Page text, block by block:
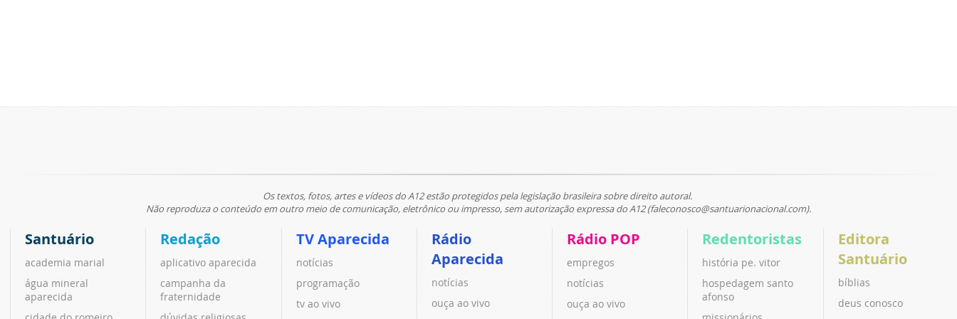
Os textos, fotos, artes e vídeos do A12 estão protegidos pela legislação brasileira sobre direito autoral.
Não reproduza o conteúdo em outro meio de comunicação, eletrônico ou impresso, sem autorização expressa do A12 (faleconosco@santuarionacional.com).
Santuário
academia marial
água mineral
aparecida
Redação
aplicativo aparecida
campanha da
fraternidade
TV Aparecida
notícias
programação
tv ao vivo
Rádio
Aparecida
notícias
ouça ao vivo
Rádio POP
empregos
notícias
ouça ao vivo
Redentoristas
história pe. vitor
hospedagem santo
afonso
Editora
Santuário
bíblias
deus conosco